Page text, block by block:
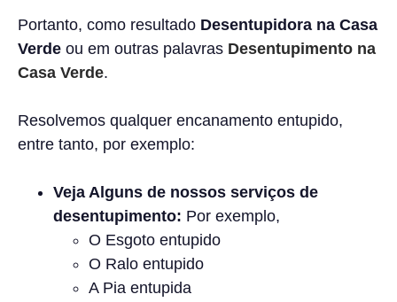
Portanto, como resultado Desentupidora na Casa
Verde ou em outras palavras Desentupimento na
Casa Verde.
Resolvemos qualquer encanamento entupido,
entre tanto, por exemplo:
Veja Alguns de nossos serviços de
desentupimento: Por exemplo,
O Esgoto entupido
O Ralo entupido
A Pia entupida